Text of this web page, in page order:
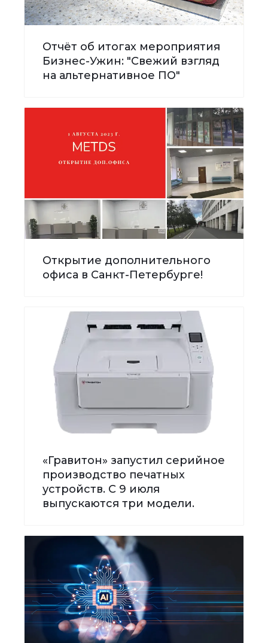
Отчёт об итогах мероприятия
Бизнес-Ужин: "Свежий взгляд
на альтернативное ПО"
Открытие дополнительного
офиса в Санкт-Петербурге!
«Гравитон» запустил серийное
производство печатных
устройств. С 9 июля
выпускаются три модели.